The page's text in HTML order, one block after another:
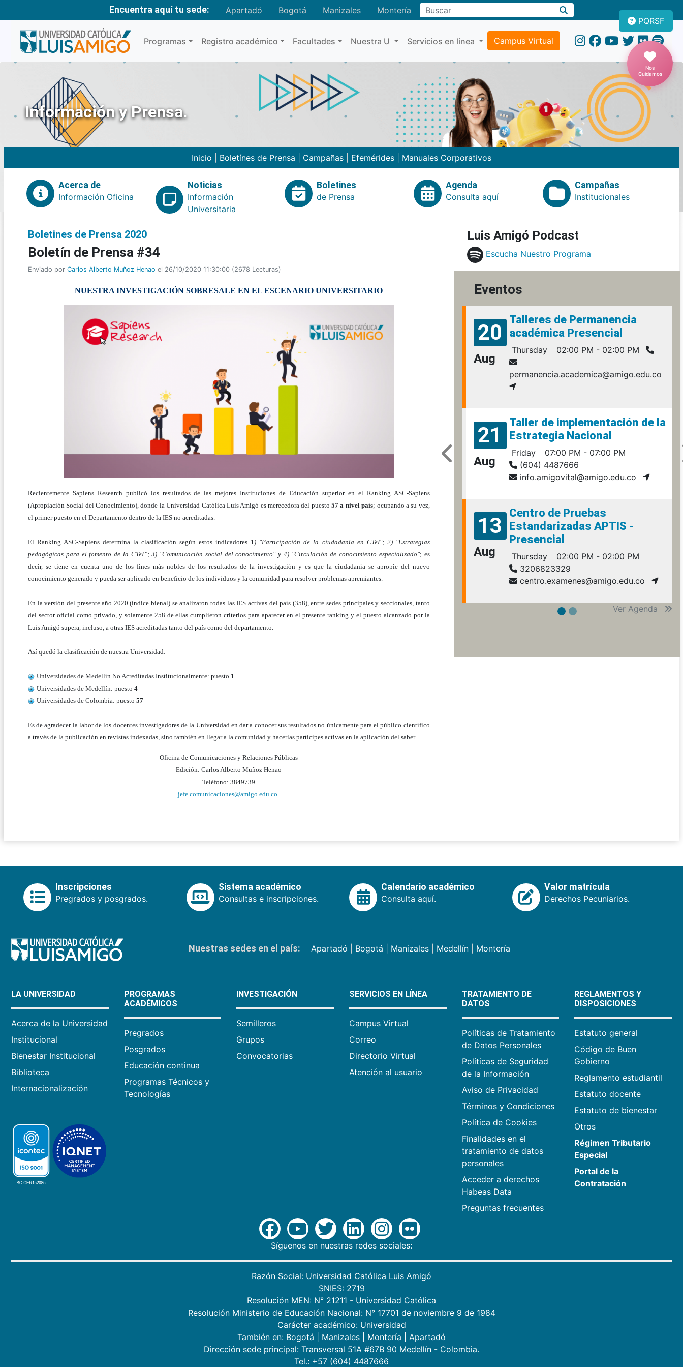
Encuentra aquí tu sede: Apartadó Bogotá Manizales MonteríaBuscar
Programas Registro académico Facultades Nuestra U Servicios en línea Campus Virtual
PQRSF
Nos
Cuidamos
Información y Prensa.
Inicio Boletínes de Prensa Campañas Efemérides Manuales Corporativos
Acerca de
Información Oficina
Noticias
Información
Universitaria
Boletines
de Prensa
Agenda
Consulta aquí
Campañas
Institucionales
Boletines de Prensa 2020
Boletí­n de Prensa #34
Enviado por Carlos Alberto Muñoz Henao el 26/10/2020 11:30:00 (2678 Lecturas)
NUESTRA INVESTIGACIÓN SOBRESALE EN EL ESCENARIO UNIVERSITARIO
Recientemente Sapiens Research publicó los resultados de las mejores Instituciones de Educación superior en el Ranking ASC-Sapiens
(Apropiación Social del Conocimiento), donde la Universidad Católica Luis Amigó es merecedora del puesto57 a nivel país; ocupando a su vez,
el primer puesto en el Departamento dentro de la IES no acreditadas.
El Ranking ASC-Sapiens determina la clasificación según estos indicadores 1) "Participación de la ciudadanía en CTeI"; 2) "Estrategias
pedagógicas para el fomento de la CTeI”; 3) "Comunicación social del conocimiento" y 4) "Circulación de conocimiento especializado"; es
decir, se tiene en cuenta uno de los fines más nobles de los resultados de la investigación y es que la ciudadanía se apropie del nuevo
conocimiento generado y pueda ser aplicado en beneficio de los individuos y la comunidad para resolver problemas apremiantes.
En la versión del presente año 2020 (índice bienal) se analizaron todas las IES activas del país (358), entre sedes principales y seccionales, tanto
del sector oficial como privado, y solamente 258 de ellas cumplieron criterios para aparecer en el presente ranking y el puesto alcanzado por la
Luis Amigó supera, incluso, a otras IES acreditadas tanto del país como del departamento.
Así quedó la clasificación de nuestra Universidad:
Universidades de Medellín No Acreditadas Institucionalmente: puesto 1
Universidades de Medellín: puesto 4
Universidades de Colombia: puesto 57
Es de agradecer la labor de los docentes investigadores de la Universidad en dar a conocer sus resultados no únicamente para el público científico
a través de la publicación en revistas indexadas, sino también en llegar a la comunidad y hacerlas partícipes activas en la aplicación del saber.
Oficina de Comunicaciones y Relaciones Públicas
Edición: Carlos Alberto Muñoz Henao
Teléfono: 3849739
jefe.comunicaciones@amigo.edu.co
Luis Amigó Podcast
Escucha Nuestro Programa
Eventos
20
Aug
Talleres de Permanencia
académica Presencial
Thursday 02:00 PM - 02:00 PM
permanencia.academica@amigo.edu.co
21
Aug
Taller de implementación de la
Estrategia Nacional
Friday
07:00 PM - 07:00 PM
(604) 4487666
info.amigovital@amigo.edu.co
13
Aug
Centro de Pruebas
Estandarizadas APTIS -
Presencial
Thursday
02:00 PM - 02:00 PM
3206823329
centro.examenes@amigo.edu.co
Ver Agenda
Inscripciones
Pregrados y posgrados.
Sistema académico
Consultas e inscripciones.
Calendario académico
Consulta aquí.
Valor matrícula
Derechos Pecuniarios.
Nuestras sedes en el país: Apartadó Bogotá Manizales| Medellín| Montería
LA UNIVERSIDAD
Acerca de la Universidad
Institucional
Bienestar Institucional
Biblioteca
Internacionalización
PROGRAMAS
ACADÉMICOS
Pregrados
Posgrados
Educación continua
Programas Técnicos y
Tecnologías
INVESTIGACIÓN
Semilleros
Grupos
Convocatorias
SERVICIOS EN LÍNEA
Campus Virtual
Correo
Directorio Virtual
Atención al usuario
TRATAMIENTO DE
DATOS
Políticas de Tratamiento
de Datos Personales
Políticas de Seguridad
de la Información
Aviso de Privacidad
Términos y Condiciones
Política de Cookies
Finalidades en el
tratamiento de datos
personales
Acceder a derechos
Habeas Data
Preguntas frecuentes
REGLAMENTOS Y
DISPOSICIONES
Estatuto general
Código de Buen
Gobierno
Reglamento estudiantil
Estatuto docente
Estatuto de bienestar
Otros
Régimen Tributario
Especial
Portal de la
Contratación
Síguenos en nuestras redes sociales:
Razón Social: Universidad Católica Luis Amigó
SNIES: 2719
Resolución MEN: N° 21211 - Universidad Católica
Resolución Ministerio de Educación Nacional: N° 17701 de noviembre 9 de 1984
Carácter académico: Universidad
También en: Bogotá Manizales Montería
Apartadó
Dirección sede principal: Transversal 51A #67B 90 Medellín - Colombia.
Tel.: +57 (604) 4487666